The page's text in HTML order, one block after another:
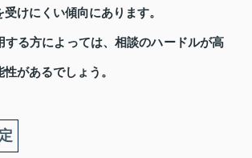
けにくい傾向にあります。
する方によっては、相談のハードルが高
があるでしょう。